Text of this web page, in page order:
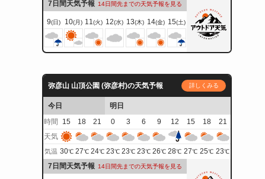
7日間天気予報 14日間先までの天気予報を見る
9(日) 10(月) 11(火) 12(水) 13(木) 14(金) 15(土)
弥彦山 山頂公園 (弥彦村)の天気予報 詳しくみる
今日
明日
時間
15 18 21 0 3 6 9 12 15 18
21
天気
気温 30℃ 27℃ 24℃ 23℃ 23℃ 23℃ 26℃ 28℃ 27℃ 25℃ 23℃
7日間天気予報 14日間先までの天気予報を見る